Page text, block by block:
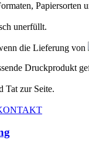
Papiersorten
unerfüllt.
die Lieferung von
Druckprodukt
Tat zur Seite.